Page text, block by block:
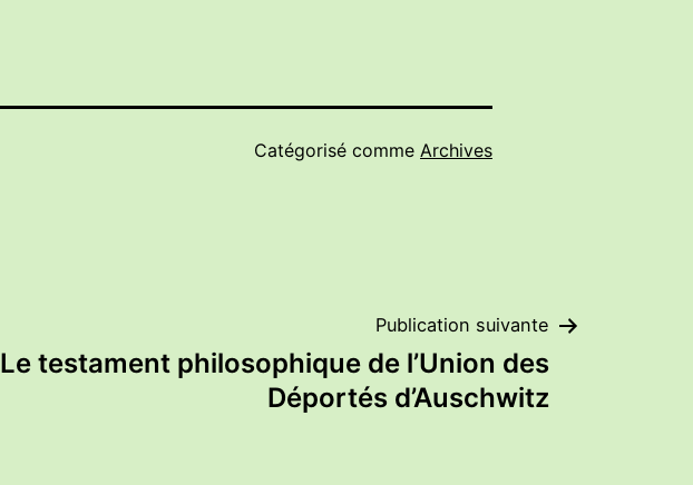
Catégorisé comme Archives
Publication suivante
Le testament philosophique de l’Union des
Déportés d’Auschwitz